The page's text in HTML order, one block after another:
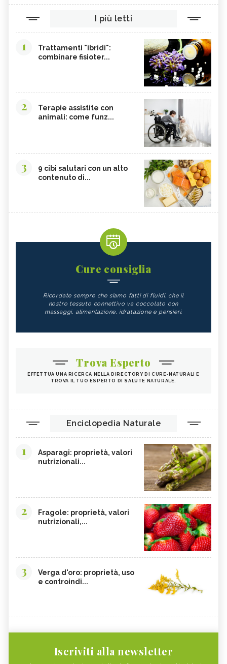
I più letti
1
Trattamenti "ibridi":
combinare fisioter...
2
Terapie assistite con
animali: come funz...
3
9 cibi salutari con un alto
contenuto di...
Cure consiglia
Ricordate sempre che siamo fatti di fluidi, che il
nostro tessuto connettivo va coccolato con
massaggi, alimentazione, idratazione e pensieri.
Trova Esperto
EFFETTUA UNA RICERCA NELLA DIRECTORY DI CURE-NATURALI E
TROVA IL TUO ESPERTO DI SALUTE NATURALE.
Enciclopedia Naturale
1
Asparagi: proprietà, valori
nutrizionali...
2
Fragole: proprietà, valori
nutrizionali,...
3
Verga d'oro: proprietà, uso
e controindi...
Iscriviti alla newsletter